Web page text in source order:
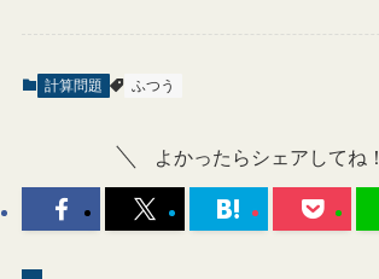
計算問題 ふつう
よかったらシェアしてね！